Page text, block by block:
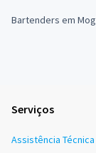
Bartenders em
Serviços
Assistência Técnica